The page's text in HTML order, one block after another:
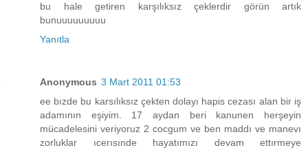
bu hale getiren karşılıksız çeklerdir görün artık
bunuuuuuuuuu
Yanıtla
Anonymous 3 Mart 2011 01:53
ee bızde bu karsılıksız çekten dolayı hapis cezası alan bir iş
adamının eşiyim. 17 aydan beri kanunen herşeyin
mücadelesini veriyoruz 2 cocgum ve ben maddı ve manevı
zorluklar ıcerısınde hayatımızı devam ettırmeye